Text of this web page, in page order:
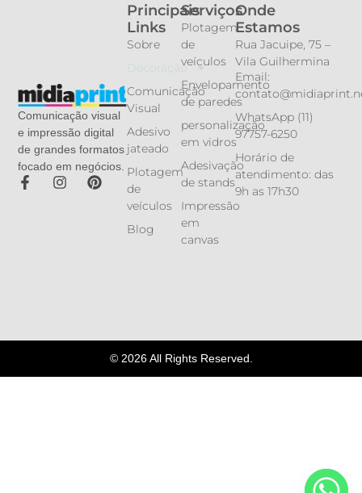
Comunicação visual
e impressão digital
de grandes formatos
focado em negócios.
Serviços
Plotagem
de
veículos
Envelopamento
de paredes
personalização
em vidros
Adesivação
de stands
Impressão
em
canvas
Principais
Links
Sobre
Decoração
Comunicação
Visual
Adesivo
jateado
Plotagem
de
veículos
Blog
Onde
Estamos
Rua Jacuipe, 75 –
Vila Guilhermina
Email:
WhatsApp (11)
97757-6250
Horário de
atendimento: das
9h as 17h30
© 2026 All Rights Reserved.